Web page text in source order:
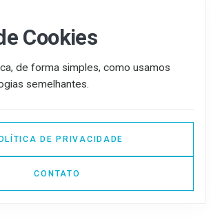
Cookies
de forma simples, como usamos
semelhantes.
DE PRIVACIDADE
CONTATO